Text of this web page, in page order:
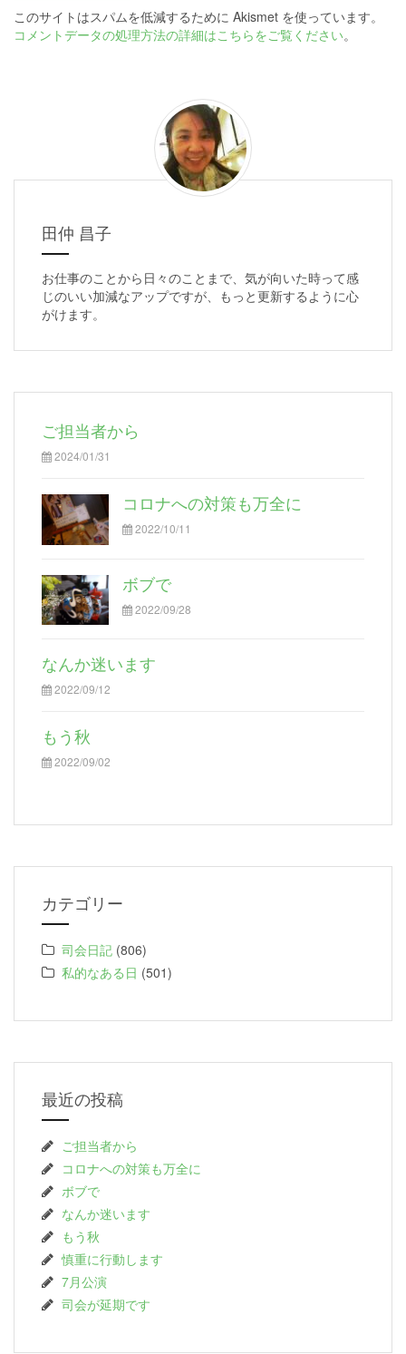
このサイトはスパムを低減するために Akismet を使っています。
コメントデータの処理方法の詳細はこちらをご覧ください。
田仲 昌子
お仕事のことから日々のことまで、気が向いた時って感
じのいい加減なアップですが、もっと更新するように心
がけます。
ご担当者から
2024/01/31
コロナへの対策も万全に
2022/10/11
ボブで
2022/09/28
なんか迷います
2022/09/12
もう秋
2022/09/02
カテゴリー
司会日記 (806)
私的なある日 (501)
最近の投稿
ご担当者から
コロナへの対策も万全に
ボブで
なんか迷います
もう秋
慎重に行動します
7月公演
司会が延期です